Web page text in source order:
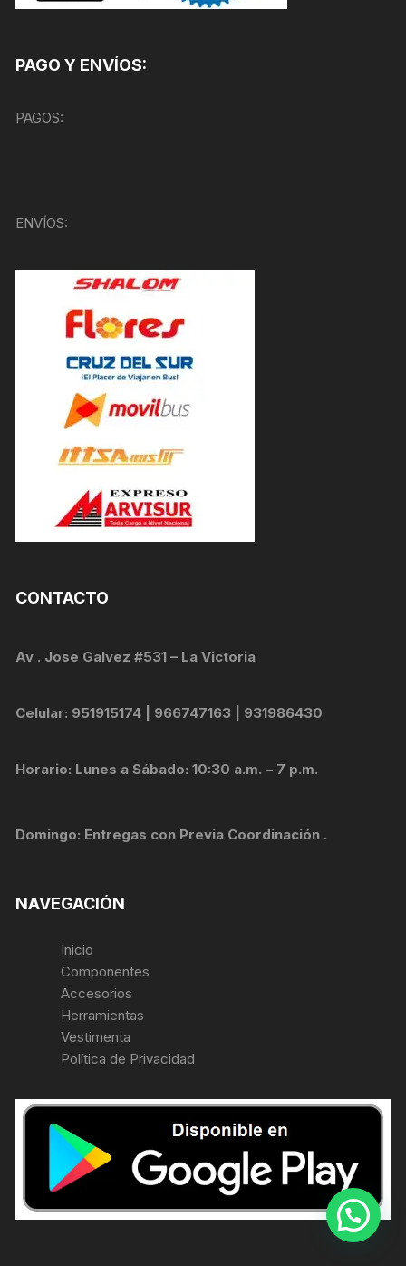
PAGO Y ENVÍOS:
PAGOS:
ENVÍOS:
CONTACTO
Av . Jose Galvez #531 – La Victoria
Celular: 951915174 | 966747163 | 931986430
Horario: Lunes a Sábado: 10:30 a.m. – 7 p.m.
Domingo: Entregas con Previa Coordinación .
NAVEGACIÓN
Inicio
Componentes
Accesorios
Herramientas
Vestimenta
Política de Privacidad